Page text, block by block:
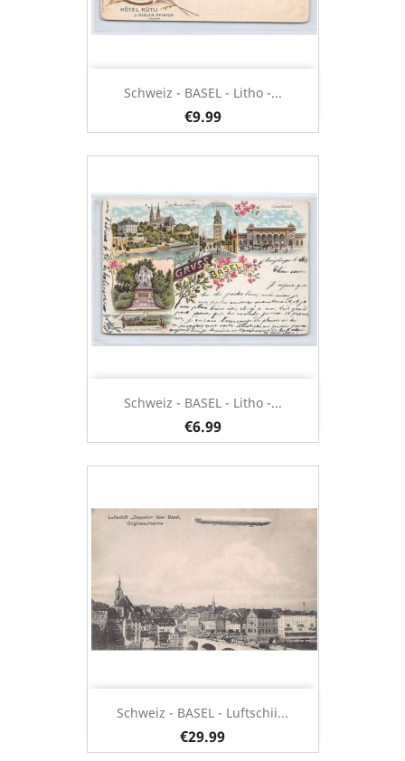
Schweiz - BASEL - Litho -...
€9.99
Schweiz - BASEL - Litho -...
€6.99
Schweiz - BASEL - Luftschii...
€29.99